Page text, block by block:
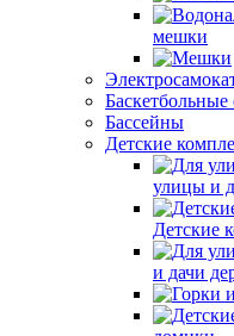
мешки
Баскетбольные
Бассейны
Детские
улицы и
Детские
и дачи